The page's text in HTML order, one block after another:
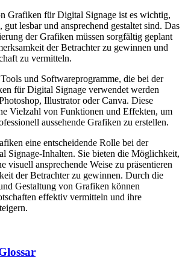
Grafiken für Digital Signage ist es wichtig,
gut lesbar und ansprechend gestaltet sind. Das
der Grafiken müssen sorgfältig geplant
der Betrachter zu gewinnen und
zu vermitteln.
und Softwareprogramme, die bei der
für Digital Signage verwendet werden
Illustrator oder Canva. Diese
Vielzahl von Funktionen und Effekten, um
aussehende Grafiken zu erstellen.
eine entscheidende Rolle bei der
Signage-Inhalten. Sie bieten die Möglichkeit,
visuell ansprechende Weise zu präsentieren
der Betrachter zu gewinnen. Durch die
Gestaltung von Grafiken können
effektiv vermitteln und ihre